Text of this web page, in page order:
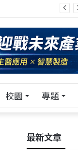
校園 專題
最新文章